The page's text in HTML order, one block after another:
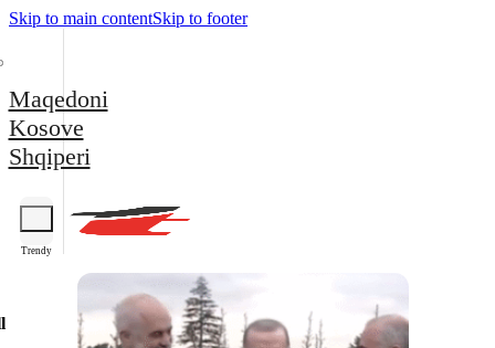
Skip to main contentSkip to footer
Maqedoni
Kosove
Shqiperi
Trendy